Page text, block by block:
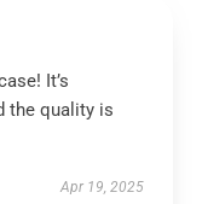
It’s
the quality is
Apr 19, 2025